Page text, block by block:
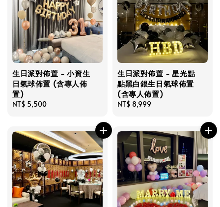
生日派對佈置 - 小資生
日氣球佈置 (含專人佈
置)
Regular
NT$ 5,500
生日派對佈置 - 星光點
點黑白銀生日氣球佈置
(含專人佈置)
Regular
NT$ 8,999